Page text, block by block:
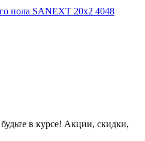
пола SANEXT 20x2 4048
в курсе! Акции, скидки,